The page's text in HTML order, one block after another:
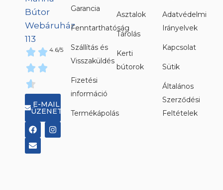
4.6/5
E-MAIL
ÜZENET
F
a
c
e
b
I
n
s
E
n
v
e
l
Garancia
Fenntarthatóság
Szállítás és
Visszaküldés
Fizetési
információ
Termékápolás
Asztalok
Tárolás
Kerti
bútorok
Adatvédelmi
Irányelvek
Kapcsolat
Sütik
Általános
Szerződési
Feltételek